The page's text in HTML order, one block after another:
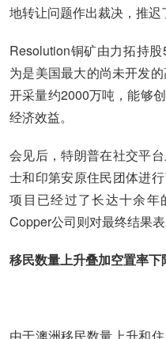
地转让问题作出裁决，推迟
Resolution铜矿由力拓持
为是美国最大的尚未开发
开采量约2000万吨，能够
经济效益。
会见后，特朗普在社交平
士和印第安原住民团体进
项目已经过了长达十余年
Copper公司则对最终结果表
移民数量上升叠加空置率
由于澳洲移民数量上升和